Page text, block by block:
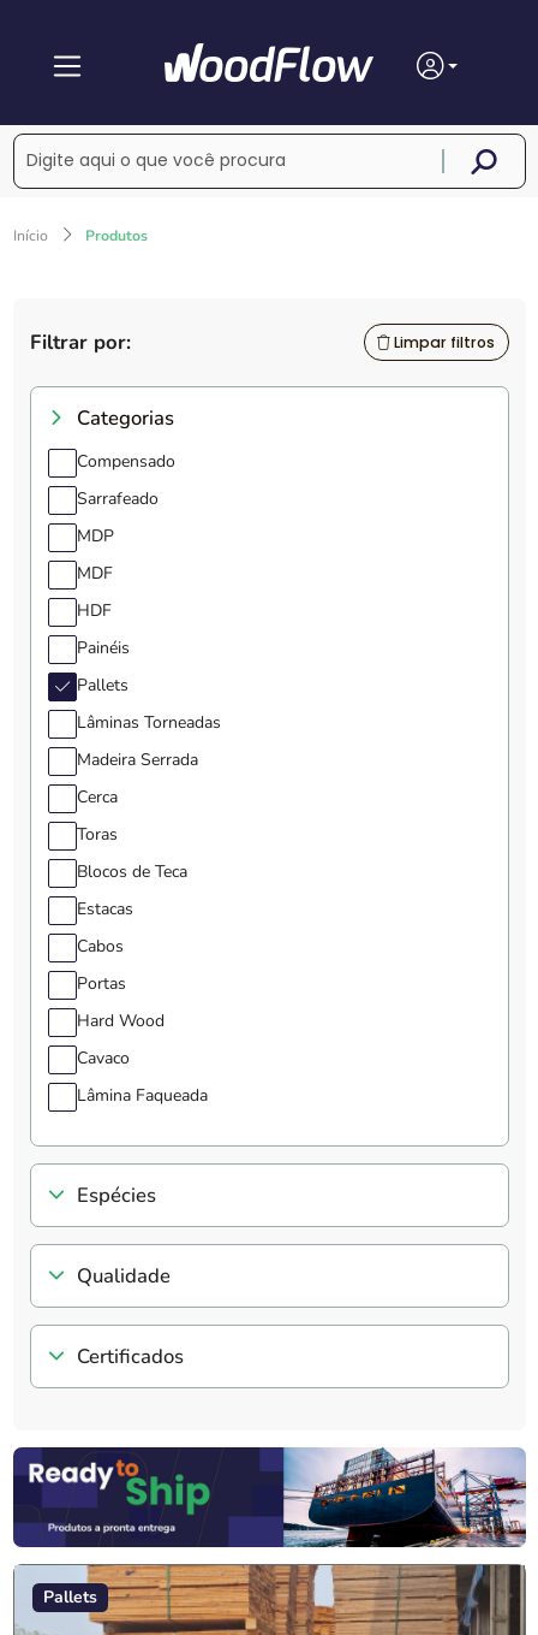
Início Produtos
Filtrar por: Limpar filtros
Categorias
Compensado
Sarrafeado
MDP
MDF
HDF
Painéis
Pallets
Lâminas Torneadas
Madeira Serrada
Cerca
Toras
Blocos de Teca
Estacas
Cabos
Portas
Hard Wood
Cavaco
Lâmina Faqueada
Espécies
Qualidade
Certificados
Pallets